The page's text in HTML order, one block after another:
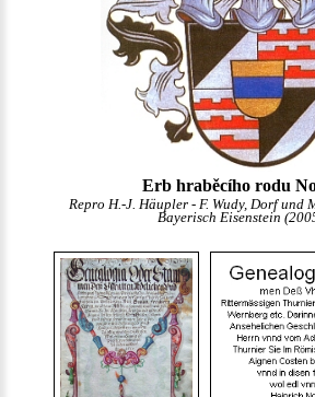
Erb hraběcího rodu
Repro H.-J. Häupler - F. Wudy, Dorf und
Bayerisch Eisenstein